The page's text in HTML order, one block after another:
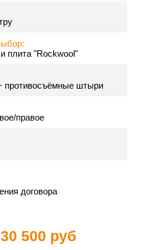
плита "Rockwool"
противосъёмные штыри
правое
договора
30 500 руб